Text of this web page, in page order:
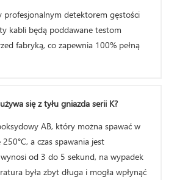
profesjonalnym detektorem gęstości
kabli będą poddawane testom
fabryką, co zapewnia 100% pełną
się z tyłu gniazda serii K?
AB, który można spawać w
a czas spawania jest
od 3 do 5 sekund, na wypadek
była zbyt długa i mogła wpłynąć